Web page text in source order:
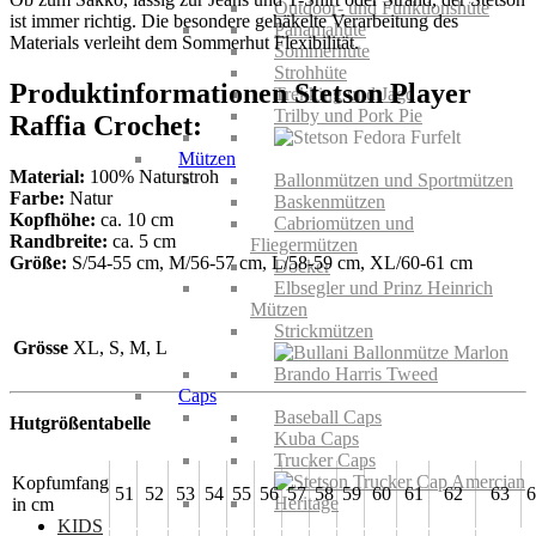
Outdoor- und Funktionshüte
Panamahüte
Sommerhüte
Strohhüte
Trekking und Jagd
Trilby und Pork Pie
Mützen
Ballonmützen und Sportmützen
Baskenmützen
Cabriomützen und
Fliegermützen
Docker
Elbsegler und Prinz Heinrich
Mützen
Strickmützen
Caps
Baseball Caps
Kuba Caps
Trucker Caps
KIDS
ist immer richtig. Die besondere gehäkelte Verarbeitung des
Materials verleiht dem Sommerhut Flexibilität.
Produktinformationen Stetson Player
Raffia Crochet:
Material: 100% Naturstroh
Farbe: Natur
Kopfhöhe: ca. 10 cm
Randbreite: ca. 5 cm
Größe: S/54-55 cm, M/56-57 cm, L/58-59 cm, XL/60-61 cm
Grösse XL, S, M, L
Hutgrößentabelle
Kopfumfang
in cm
51 52 53 54 55 56 57 58 59 60 61 62 63